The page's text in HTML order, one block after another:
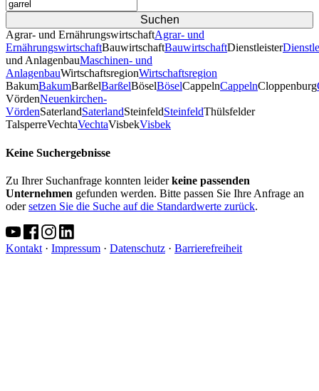
Agrar- und ErnährungswirtschaftAgrar- und
ErnährungswirtschaftBauwirtschaftBauwirtschaftDienstleister
und AnlagenbauMaschinen- und
AnlagenbauWirtschaftsregionWirtschaftsregion
BakumBakumBarßelBarßelBöselBöselCappelnCappelnCloppenburg
VördenNeuenkirchen-
VördenSaterlandSaterlandSteinfeldSteinfeldThülsfelder
TalsperreVechtaVechtaVisbekVisbek
Keine Suchergebnisse
Zu Ihrer Suchanfrage konnten leiderkeine passenden
Unternehmen gefunden werden. Bitte passen Sie Ihre Anfrage an
odersetzen Sie die Suche auf die Standardwerte zurück.
Kontakt · Impressum · Datenschutz · Barrierefreiheit